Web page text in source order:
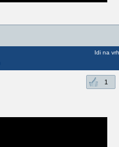
Idi na vrh
1